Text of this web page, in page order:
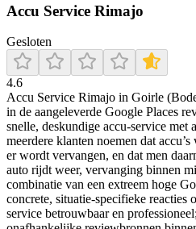
Accu Service Rimajo
Gesloten
4.6
Accu Service Rimajo in Goirle
in de aangeleverde Google Places
snelle, deskundige accu-service met
meerdere klanten noemen dat
er wordt vervangen, en dat men
auto rijdt weer, vervanging binnen
combinatie van een extreem hoge
concrete, situatie-specifieke
service betrouwbaar en